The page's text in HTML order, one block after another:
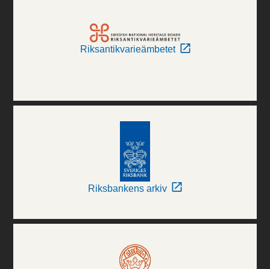
Riksantikvarieämbetet
Riksbankens arkiv